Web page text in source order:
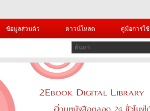
ข้อมูลส่วนตัว ดาวน์โหลด คู่มือการใช้